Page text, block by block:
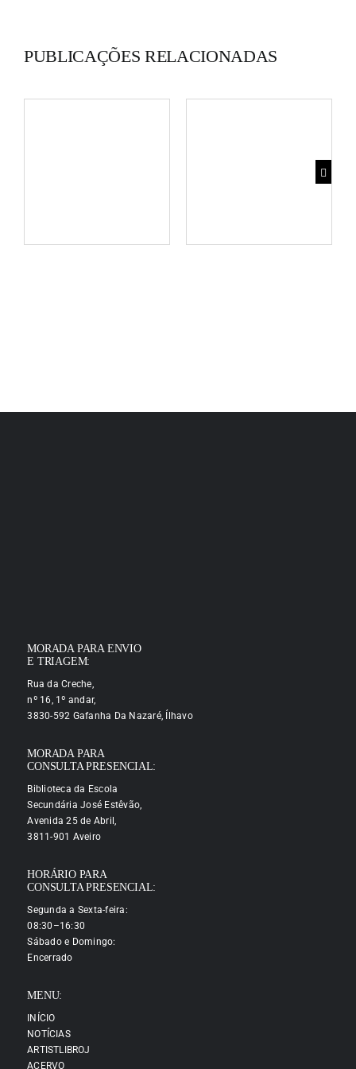
PUBLICAÇÕES RELACIONADAS
MORADA PARA ENVIO
E TRIAGEM:
Rua da Creche,
nº 16, 1º andar,
3830-592 Gafanha Da Nazaré, Ílhavo
MORADA PARA
CONSULTA PRESENCIAL:
Biblioteca da Escola
Secundária José Estêvão,
Avenida 25 de Abril,
3811-901 Aveiro
HORÁRIO PARA
CONSULTA PRESENCIAL:
Segunda a Sexta-feira:
08:30–16:30
Sábado e Domingo:
Encerrado
MENU:
INÍCIO
NOTÍCIAS
ARTISTLIBROJ
ACERVO